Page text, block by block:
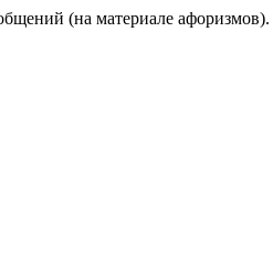
(на материале афоризмов).